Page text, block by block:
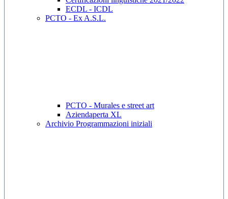
ECDL - ICDL
PCTO - Ex A.S.L.
PCTO - Murales e street art
Aziendaperta XL
Archivio Programmazioni iniziali